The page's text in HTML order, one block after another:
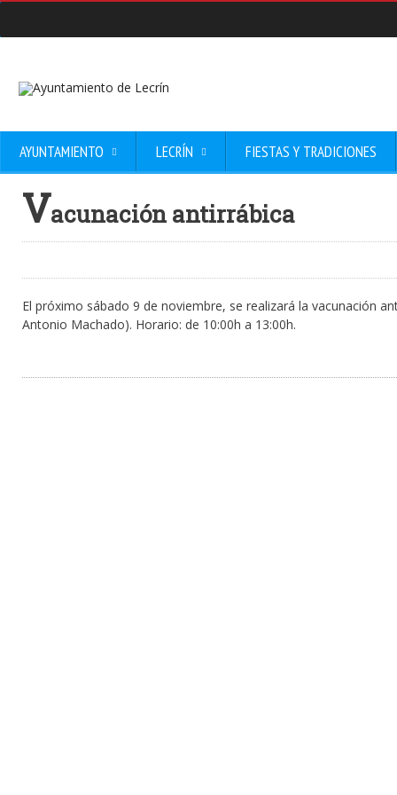
AYUNTAMIENTO LECRÍN FIESTAS Y TRADICIONES
Vacunación antirrábica
El próximo sábado 9 de noviembre, se realizará la vacunación
Antonio Machado). Horario: de 10:00h a 13:00h.